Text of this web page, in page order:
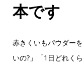
本です
赤きくいもパウダー
いの?」「1日どれく